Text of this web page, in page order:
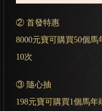
② 首發特惠
8000元寶可購買50個
10次
③ 隨心抽
198元寶可購買1個馬